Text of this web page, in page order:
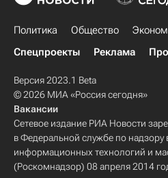
Политика Общество
Спецпроекты
Реклама
Версия 2023.1 Beta
© 2026 МИА «Россия сегодня»
Вакансии
Сетевое издание РИА Новости
в Федеральной службе по надзору
информационных технологий и
(Роскомнадзор) 08 апреля 2014